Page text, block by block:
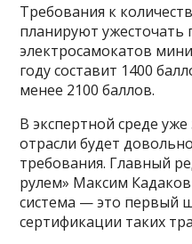
Требования к
планируют ужесточать
электросамокатов
году составит 1400
менее 2100 баллов.
В экспертной среде уже
отрасли будет
требования. Главный
рулем» Максим
система — это первый
сертификации таких